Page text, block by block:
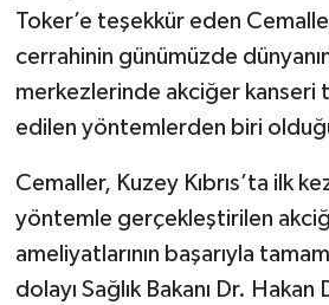
Toker’e teşekkür eden
cerrahinin günümüzde
merkezlerinde akciğer kanseri
edilen yöntemlerden biri
Cemaller, Kuzey Kıbrıs’ta ilk
yöntemle gerçekleştirilen
ameliyatlarının başarıyla
dolayı Sağlık Bakanı Dr. Hakan